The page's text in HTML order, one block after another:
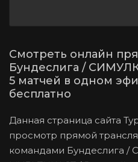
Данная страница сайта
просмотр прямой
командами Бундеслига
Смотреть онлайн
Бундеслига /
5 матчей в одном
бесплатно